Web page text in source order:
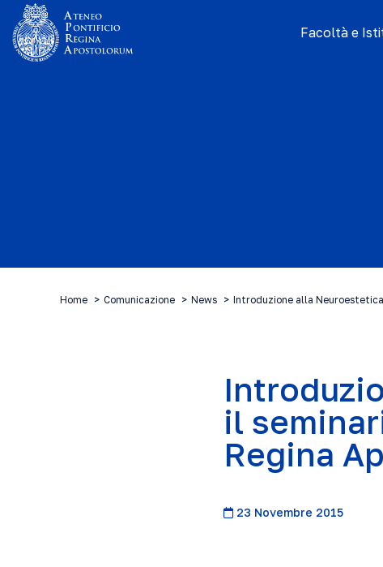
Facoltà e
Home Comunicazione News Introduzione alla
il
Regina
23 Novembre 2015